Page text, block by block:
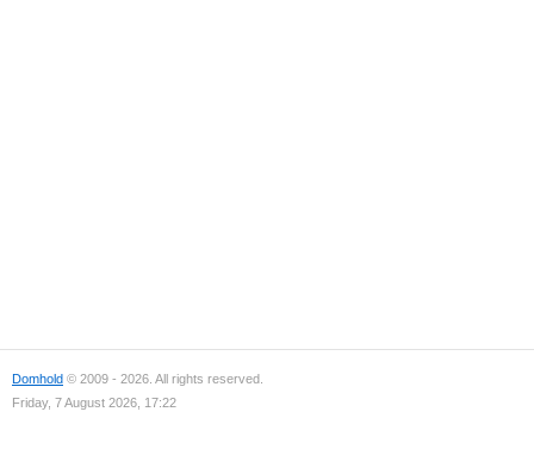
Domhold © 2009 - 2026. All rights reserved.
Friday, 7 August 2026, 17:22